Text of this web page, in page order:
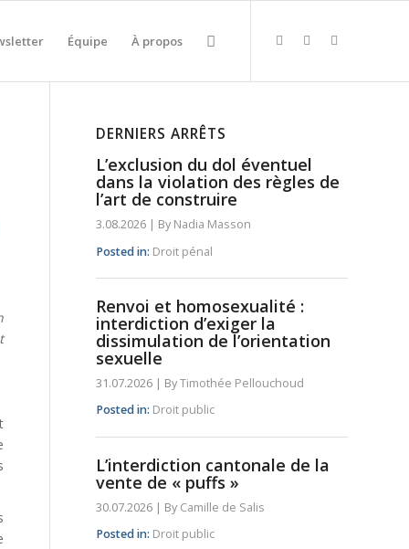
Équipe À propos
DERNIERS ARRÊTS
L’exclusion du dol éventuel
dans la violation des règles de
l’art de construire
3.08.2026 | By Nadia Masson
Posted in: Droit pénal
Renvoi et homosexualité :
interdiction d’exiger la
dissimulation de l’orientation
sexuelle
31.07.2026 | ByTimothée Pellouchoud
Posted in: Droit public
L’interdiction cantonale de la
vente de « puffs »
30.07.2026 | By Camille de Salis
Posted in: Droit public